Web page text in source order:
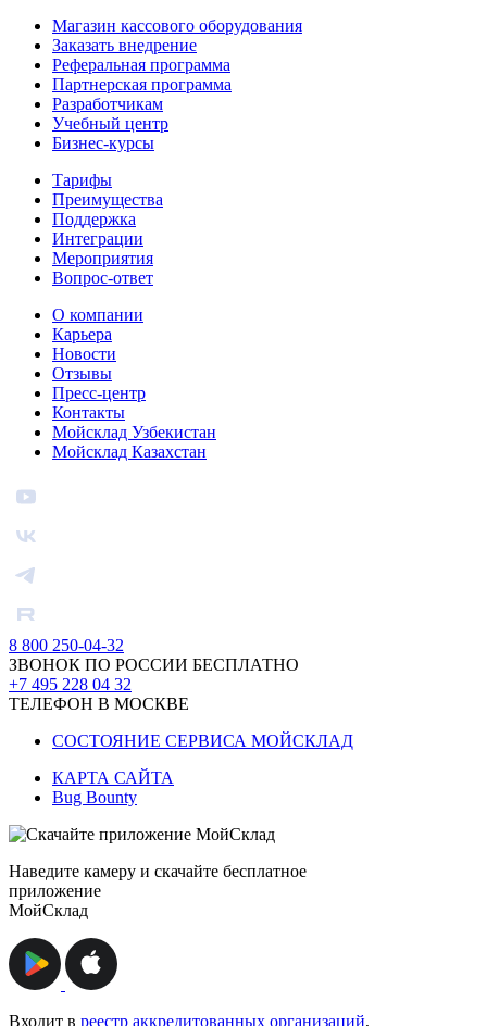
Магазин кассового оборудования
Заказать внедрение
Реферальная программа
Партнерская программа
Разработчикам
Учебный центр
Бизнес‑курсы
Тарифы
Преимущества
Поддержка
Интеграции
Мероприятия
Вопрос-ответ
О компании
Карьера
Новости
Отзывы
Пресс-центр
Контакты
Мойсклад Узбекистан
Мойсклад Казахстан
8 800 250-04-32
ЗВОНОК ПО РОССИИ БЕСПЛАТНО
+7 495 228 04 32
ТЕЛЕФОН В МОСКВЕ
СОСТОЯНИЕ СЕРВИСА МОЙСКЛАД
КАРТА САЙТА
Bug Bounty
Наведите камеру и скачайте бесплатное
приложение
МойСклад
Входит в реестр аккредитованных организаций,